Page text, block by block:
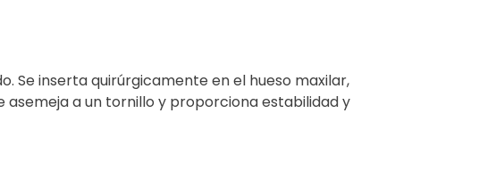
Se inserta quirúrgicamente en el hueso maxilar,
asemeja a un tornillo y proporciona estabilidad y